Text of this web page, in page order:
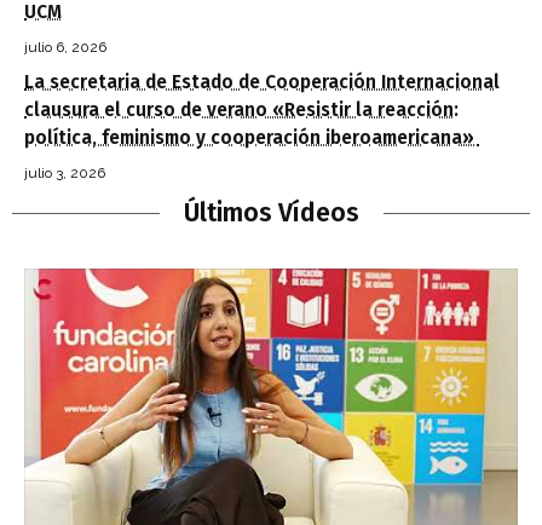
UCM
julio 6, 2026
La secretaria de Estado de Cooperación Internacional
clausura el curso de verano «Resistir la reacción:
política, feminismo y cooperación iberoamericana»
julio 3, 2026
Últimos Vídeos